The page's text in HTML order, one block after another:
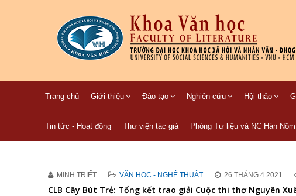
Trang chủ Giới thiệu Đào tạo Nghiên cứu Hội thảo
Tin tức - Hoạt động Thư viện tác giả Phòng Tư liệu và NC Hán Nôm
MINH TRIẾT VĂN HỌC - NGHỆ THUẬT 26 THÁNG 4 2021
CLB Cây Bút Trẻ: Tổng kết trao giải Cuộc thi thơ Nguyên